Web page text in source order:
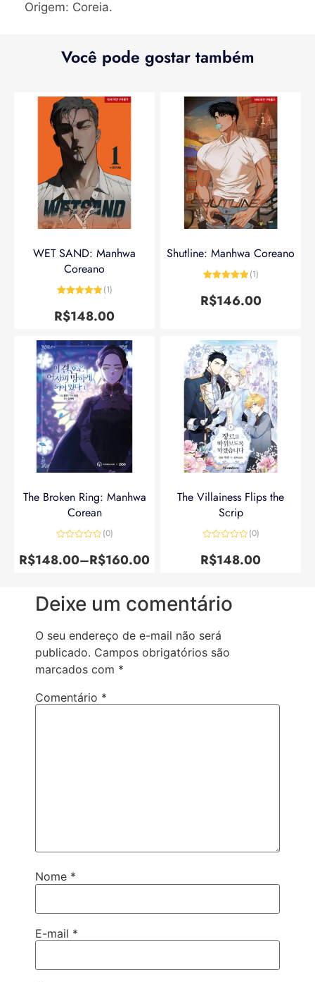
Origem: Coreia.
Você pode gostar também
WET SAND: Manhwa
Coreano
de 5
(1)
R$148.00
Shutline: Manhwa Coreano
de 5
(1)
R$146.00
The Broken Ring: Manhwa
Corean
0
de
(0)
R$148.00–R$160.00
The Villainess Flips the
Scrip
0
de
(0)
R$148.00
Deixe um comentário
O seu endereço de e-mail não será
publicado. Campos obrigatórios são
marcados com *
Comentário *
Nome *
E-mail *